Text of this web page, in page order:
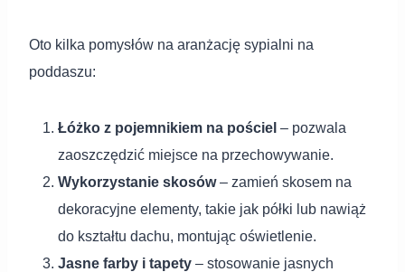
Oto kilka pomysłów na aranżację sypialni na
poddaszu:
Łóżko z pojemnikiem na pościel – pozwala
zaoszczędzić miejsce na przechowywanie.
Wykorzystanie skosów– zamień skosem na
dekoracyjne elementy, takie jak półki lub nawiąż
do kształtu dachu, montując oświetlenie.
Jasne farby i tapety – stosowanie jasnych